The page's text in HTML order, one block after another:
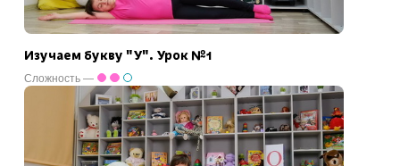
Изучаем букву "У". Урок №1
Сложность —